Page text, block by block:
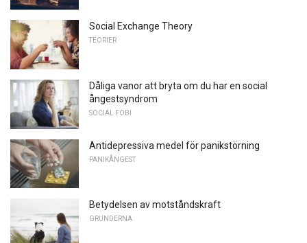
Social Exchange Theory
TEORIER
Dåliga vanor att bryta om du har en social
ångestsyndrom
SOCIAL FOBI
Antidepressiva medel för panikstörning
PANIKÅNGEST
Betydelsen av motståndskraft
GRUNDERNA